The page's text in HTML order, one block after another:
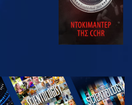
ΕΞΕΡΕΥΝΗΣΤΕ
ΤΗ ΣΕΙΡΑ